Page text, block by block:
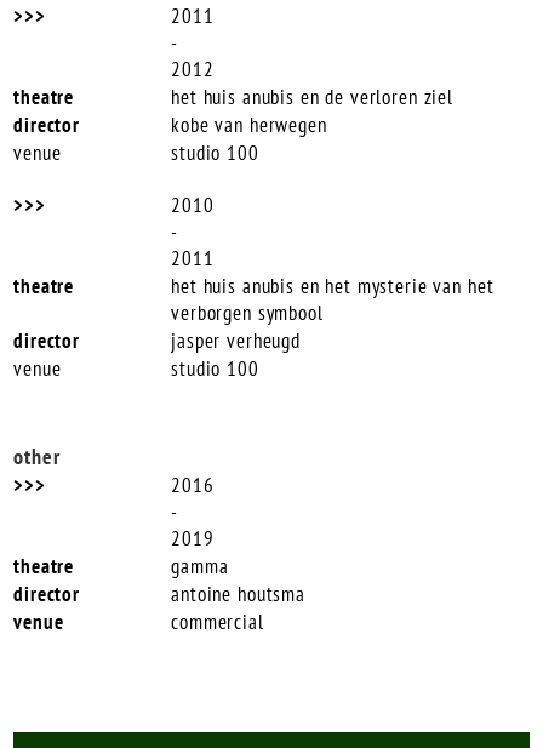
2011
-
2012
het huis anubis en de verloren ziel
kobe van herwegen
studio 100
2010
-
2011
het huis anubis en het mysterie van het
verborgen symbool
jasper verheugd
studio 100
other
2016
-
2019
gamma
antoine houtsma
commercial